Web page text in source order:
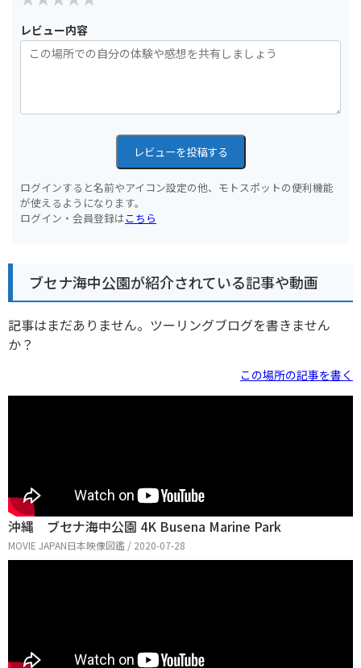
レビュー内容
レビューを投稿する
ログインすると名前やアイコン設定の他、モトスポットの便利機能
が使えるようになります。
ログイン・会員登録はこちら
ブセナ海中公園が紹介されている記事や動画
記事はまだありません。ツーリングブログを書きません
か？
この場所の記事を書く
沖縄 ブセナ海中公園 4K Busena Marine Park
MOVIE JAPAN日本映像図鑑 / 2020-07-28